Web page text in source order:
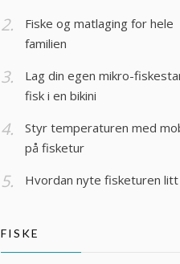
Fiske og matlaging for hele
familien
Lag din egen mikro-
fisk i en bikini
Styr temperaturen med
på fisketur
Hvordan nyte fisketuren
FISKE